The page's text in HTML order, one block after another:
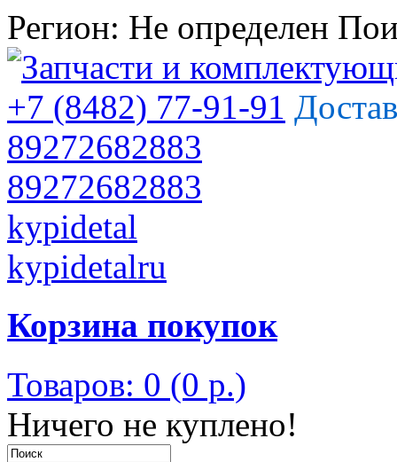
Регион: Не определен
+7 (8482) 77-91-91
89272682883
89272682883
kypidetal
kypidetalru
Корзина покупок
Товаров: 0 (0 р.)
Ничего не куплено!